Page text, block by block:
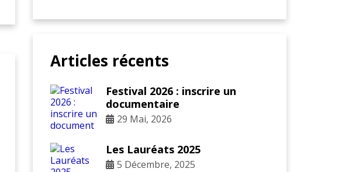
Articles récents
Festival 2026 : inscrire un
documentaire
29 Mai, 2026
Les Lauréats 2025
5 Décembre, 2025